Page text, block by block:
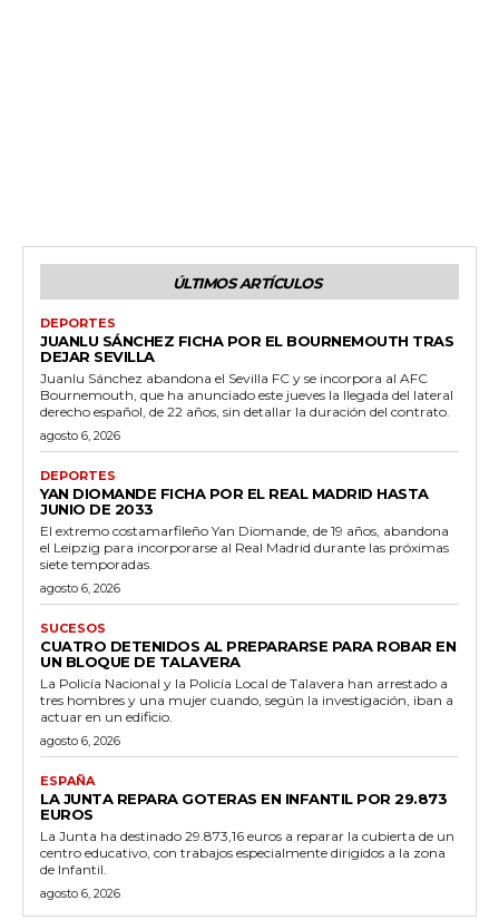
ÚLTIMOS ARTÍCULOS
DEPORTES
JUANLU SÁNCHEZ FICHA POR EL BOURNEMOUTH TRAS
DEJAR SEVILLA
Juanlu Sánchez abandona el Sevilla FC y se incorpora al AFC
Bournemouth, que ha anunciado este jueves la llegada del lateral
derecho español, de 22 años, sin detallar la duración del contrato.
agosto 6, 2026
DEPORTES
YAN DIOMANDE FICHA POR EL REAL MADRID HASTA
JUNIO DE 2033
El extremo costamarfileño Yan Diomande, de 19 años, abandona
el Leipzig para incorporarse al Real Madrid durante las próximas
siete temporadas.
agosto 6, 2026
SUCESOS
CUATRO DETENIDOS AL PREPARARSE PARA ROBAR EN
UN BLOQUE DE TALAVERA
La Policía Nacional y la Policía Local de Talavera han arrestado a
tres hombres y una mujer cuando, según la investigación, iban a
actuar en un edificio.
agosto 6, 2026
ESPAÑA
LA JUNTA REPARA GOTERAS EN INFANTIL POR 29.873
EUROS
La Junta ha destinado 29.873,16 euros a reparar la cubierta de un
centro educativo, con trabajos especialmente dirigidos a la zona
de Infantil.
agosto 6, 2026